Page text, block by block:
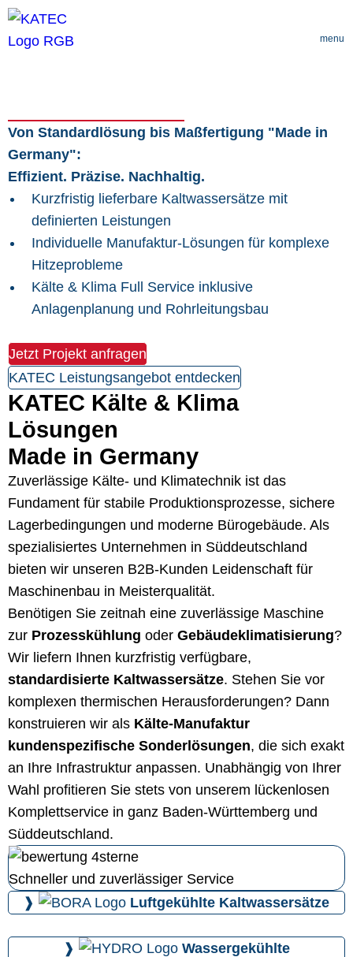
Von Standardlösung bis Maßfertigung "Made in
Germany":
Effizient. Präzise. Nachhaltig.
Kurzfristig lieferbare Kaltwassersätze mit
definierten Leistungen
Individuelle Manufaktur-Lösungen für komplexe
Hitzeprobleme
Kälte & Klima Full Service inklusive
Anlagenplanung und Rohrleitungsbau
Jetzt Projekt anfragen
KATEC Leistungsangebot entdecken
Schneller und zuverlässiger Service
Zuverlässige Kälte- und Klimatechnik ist das
Fundament für stabile Produktionsprozesse, sichere
Lagerbedingungen und moderne Bürogebäude. Als
spezialisiertes Unternehmen in Süddeutschland
bieten wir unseren B2B-Kunden Leidenschaft für
Maschinenbau in Meisterqualität.
Benötigen Sie zeitnah eine zuverlässige Maschine
zur Prozesskühlung oder Gebäudeklimatisierung?
Wir liefern Ihnen kurzfristig verfügbare,
standardisierte Kaltwassersätze. Stehen Sie vor
komplexen thermischen Herausforderungen? Dann
konstruieren wir als Kälte-Manufaktur
kundenspezifische Sonderlösungen, die sich exakt
an Ihre Infrastruktur anpassen. Unabhängig von Ihrer
Wahl profitieren Sie stets von unserem lückenlosen
Komplettservice in ganz Baden-Württemberg und
Süddeutschland.
❱ Luftgekühlte Kaltwassersätze
❱
Wassergekühlte
KATEC Kälte & Klima
Lösungen
Made in Germany